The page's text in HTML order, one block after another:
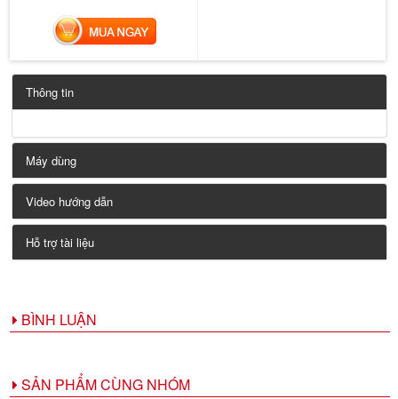
MUA NGAY
Thông tin
Máy dùng
Video hướng dẫn
Hỗ trợ tài liệu
BÌNH LUẬN
SẢN PHẨM CÙNG NHÓM